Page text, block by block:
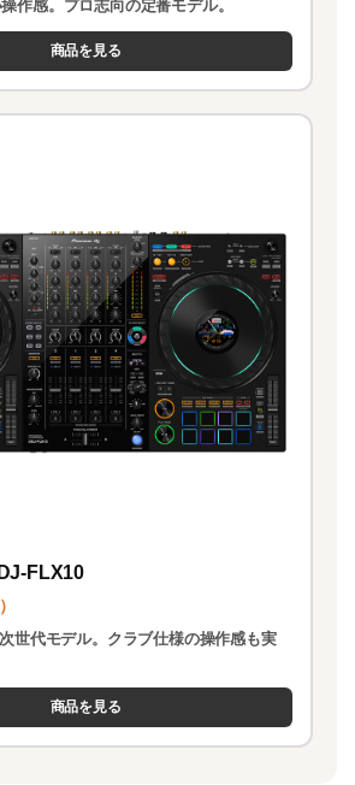
作感。プロ志向の定番モデル。
商品を見る
FLX10
世代モデル。クラブ仕様の操作感も実
商品を見る